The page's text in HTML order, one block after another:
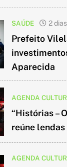
SAÚDE 2
Prefeito
Aparecida
AGENDA
“Histórias –
reúne
AGENDA